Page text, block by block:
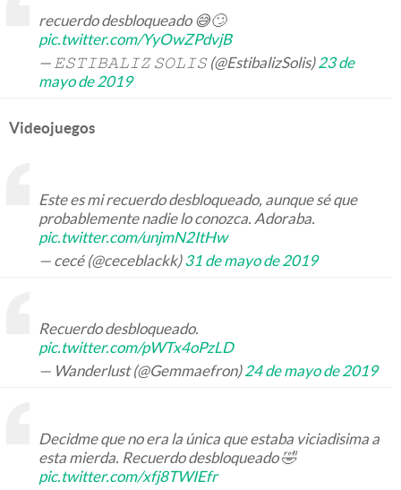
recuerdo desbloqueado 😅🙄
pic.twitter.com/YyOwZPdvjB
— 𝙴𝚂𝚃𝙸𝙱𝙰𝙻𝙸𝚉 𝚂𝙾𝙻𝙸𝚂 (@EstibalizSolis)23 de
mayo de 2019
Videojuegos
Este es mi recuerdo desbloqueado, aunque sé que
probablemente nadie lo conozca. Adoraba.
pic.twitter.com/unjmN2ItHw
— cecé (@ceceblackk)31 de mayo de 2019
Recuerdo desbloqueado.
pic.twitter.com/pWTx4oPzLD
— Wanderlust (@Gemmaefron)24 de mayo de 2019
Decidme que no era la única que estaba viciadisima a
esta mierda. Recuerdo desbloqueado 🤣
pic.twitter.com/xfj8TWIEfr